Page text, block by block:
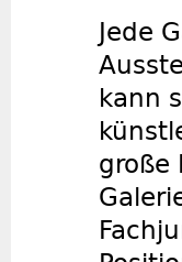
Jede
kann
große